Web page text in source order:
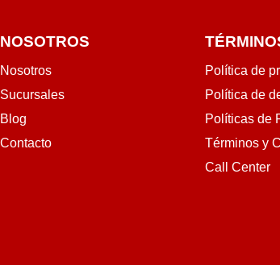
NOSOTROS
Nosotros
Sucursales
Blog
Contacto
Política de
Política de
Políticas de
Términos y
Call Center